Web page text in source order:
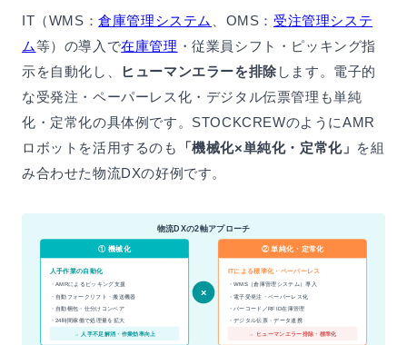
IT（WMS：倉庫管理システム 、OMS： 受注管理システ
ム等）の導入で在庫管理 ・従業員シフト・ピッキング指
示を自動化し、
ヒューマンエラーを排除 します。電子的
な受発注・ペーパーレス化・デジタル伝票管理も単純
化・定常化の具体例です。STOCKCREWのようにAMR
ロボットを活用するのも
「機械化×単純化・定常化」 を組
み合わせた物流DXの好例です。
物流DXの2軸アプローチ
① 機械化
人手作業の自動化
・AMRによるピッキング支援
・自動フォークリフト・搬送機器
・自動梱包・仕分けコンベア
・24時間稼働で処理量を拡大
→ 人手不足解消・作業効率向上
② 単純化・定常化
ITによる標準化・ペーパーレス
・WMS（倉庫管理システム）導入
・電子受発注・ペーパーレス化
・バーコード／RFID在庫管理
・デジタル伝票・データ連携
→ ヒューマンエラー排除・標準化
×